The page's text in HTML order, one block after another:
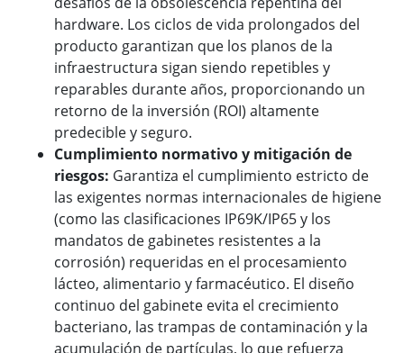
hardware. Los ciclos de vida prolongados del
producto garantizan que los planos de la
infraestructura sigan siendo repetibles y
reparables durante años, proporcionando un
retorno de la inversión (ROI) altamente
predecible y seguro.
Cumplimiento normativo y mitigación de
riesgos: Garantiza el cumplimiento estricto de
las exigentes normas internacionales de higiene
(como las clasificaciones IP69K/IP65 y los
mandatos de gabinetes resistentes a la
corrosión) requeridas en el procesamiento
lácteo, alimentario y farmacéutico. El diseño
continuo del gabinete evita el crecimiento
bacteriano, las trampas de contaminación y la
acumulación de partículas, lo que refuerza